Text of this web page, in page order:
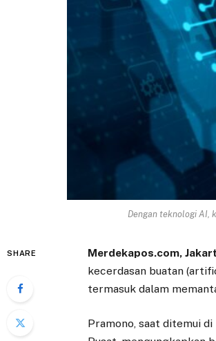
Dengan teknologi AI,
SHARE Merdekapos.com,
kecerdasan buatan
termasuk dalam
Pramono, saat ditemui